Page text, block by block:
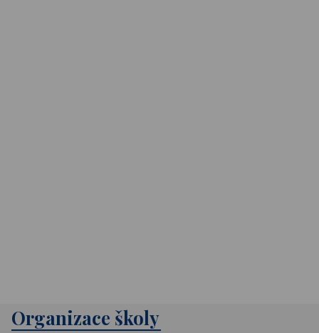
Organizace školy